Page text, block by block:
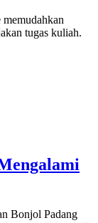
memudahkan
tugas kuliah.
Bonjol Padang